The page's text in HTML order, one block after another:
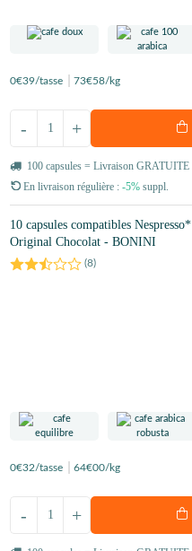
0€39/tasse 73€58/kg
+
-
100 capsules = Livraison GRATUITE
En livraison régulière : -5% suppl.
10 capsules compatibles Nespresso*
Original Chocolat - BONINI
(8)
0€32/tasse 64€00/kg
+
-